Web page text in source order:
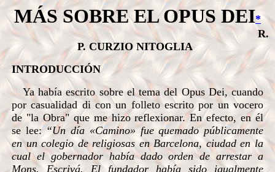
MÁS SOBRE EL OPUS DEI*
R.
P. CURZIO NITOGLIA
INTRODUCCIÓN
Ya había escrito sobre el tema del Opus Dei, cuando
por casualidad di con un folleto escrito por un vocero
de "la Obra" que me hizo reflexionar. En efecto, en él
se lee:“Un día «Camino» fue quemado públicamente
en un colegio de religiosas en Barcelona, ciudad en la
cual el gobernador había dado orden de arrestar a
Mons. Escrivá. El fundador había sido igualmente